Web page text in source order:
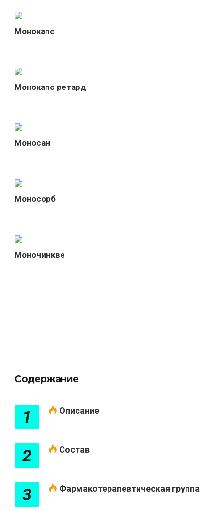
Монокапс
Монокапс ретард
Моносан
Моносорб
Моночинкве
Содержание
1 Описание
2 Состав
3 Фармакотерапевтическая группа